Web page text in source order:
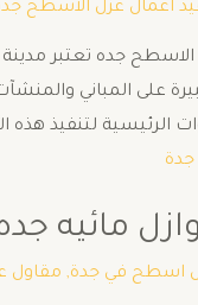
اعمال عزل الاسطح
الاسطح جده تعتبر
على المباني
الرئيسية لتنفيذ
مائيه جده
اسطح في جدة, مقاول